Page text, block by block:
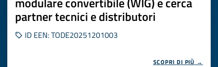
partner tecnici e distributori
ID EEN: TODE20251201003
SCOPRI DI PIÙ →